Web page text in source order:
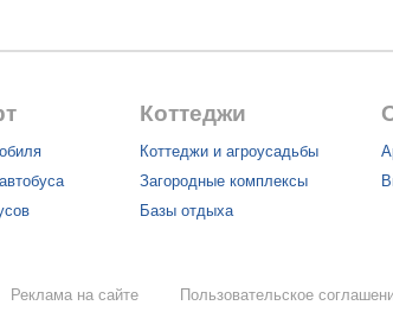
Коттеджи
Коттеджи и агроусадьбы
Загородные комплексы
Базы отдыха
Реклама на сайте Пользовательское